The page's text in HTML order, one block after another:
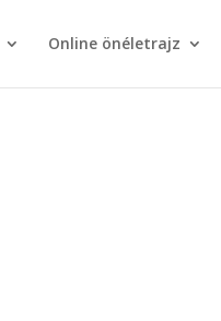
Online önéletrajz